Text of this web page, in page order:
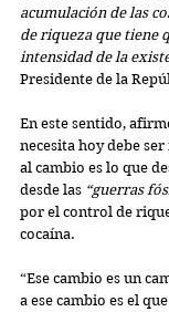
acumulación de las
de riqueza que tiene
intensidad de la
Presidente de la
En este sentido,
necesita hoy debe
al cambio es lo que
desde las “guerras
por el control de
cocaína.
“Ese cambio es un
a ese cambio es el